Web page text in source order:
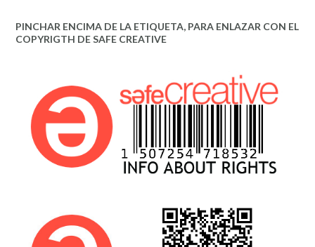
PINCHAR ENCIMA DE LA ETIQUETA, PARA ENLAZAR CON EL
COPYRIGTH DE SAFE CREATIVE